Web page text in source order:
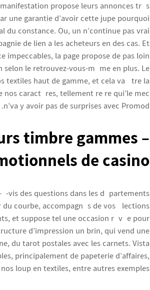
propose leurs annonces très
une garantie d’avoir cette jupe pourquoi
du constance. Ou, un n’continue pas vrai
de lien a les acheteurs en des cas. Et
impeccables, la page propose de pas loin
le retrouvez-vous-même en plus. Le
textiles haut de gamme, et cela va être la
nos caractères, tellement re re qui’le mec
n’va y avoir pas de surprises avec Promod.
timbre gammes –
de casino
vis des questions dans les départements
courbe, accompagnés de vos élections
et suppose tel une occasion rêvée pour
d’impression un brin, qui vend une
du tarot postales avec les carnets. Vista
principalement de papeterie d’affaires,
loup en textiles, entre autres exemples.